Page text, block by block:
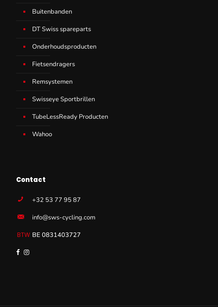
Buitenbanden
DT Swiss spareparts
Onderhoudsproducten
Fietsendragers
Remsystemen
Swisseye Sportbrillen
TubeLessReady Producten
Wahoo
Contact
+32 53 77 95 87
info@sws-cycling.com
BE 0831403727